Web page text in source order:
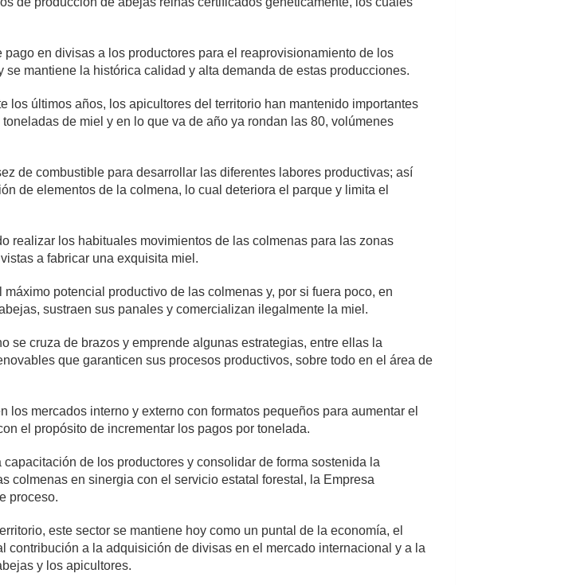
en divisas a los productores para el reaprovisionamiento de los
mantiene la histórica calidad y alta demanda de estas producciones.
los últimos años, los apicultores del territorio han mantenido importantes
de miel y en lo que va de año ya rondan las 80, volúmenes
de combustible para desarrollar las diferentes labores productivas; así
de elementos de la colmena, lo cual deteriora el parque y limita el
realizar los habituales movimientos de las colmenas para las zonas
a fabricar una exquisita miel.
potencial productivo de las colmenas y, por si fuera poco, en
sustraen sus panales y comercializan ilegalmente la miel.
se cruza de brazos y emprende algunas estrategias, entre ellas la
que garanticen sus procesos productivos, sobre todo en el área de
los mercados interno y externo con formatos pequeños para aumentar el
el propósito de incrementar los pagos por tonelada.
de los productores y consolidar de forma sostenida la
colmenas en sinergia con el servicio estatal forestal, la Empresa
proceso.
este sector se mantiene hoy como un puntal de la economía, el
a la adquisición de divisas en el mercado internacional y a la
y los apicultores.